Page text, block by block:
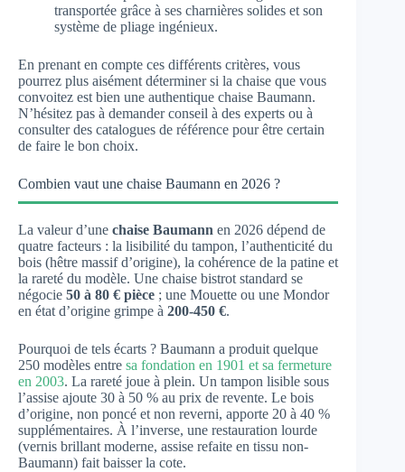
transportée grâce à ses charnières solides et son
système de pliage ingénieux.
En prenant en compte ces différents critères, vous
pourrez plus aisément déterminer si la chaise que vous
convoitez est bien une authentique chaise Baumann.
N’hésitez pas à demander conseil à des experts ou à
consulter des catalogues de référence pour être certain
de faire le bon choix.
Combien vaut une chaise Baumann en 2026 ?
La valeur d’une chaise Baumann en 2026 dépend de
quatre facteurs : la lisibilité du tampon, l’authenticité du
bois (hêtre massif d’origine), la cohérence de la patine et
la rareté du modèle. Une chaise bistrot standard se
négocie 50 à 80 € pièce ; une Mouette ou une Mondor
en état d’origine grimpe à 200-450 €.
Pourquoi de tels écarts ? Baumann a produit quelque
250 modèles entre sa fondation en 1901 et sa fermeture
en 2003. La rareté joue à plein. Un tampon lisible sous
l’assise ajoute 30 à 50 % au prix de revente. Le bois
d’origine, non poncé et non reverni, apporte 20 à 40 %
supplémentaires. À l’inverse, une restauration lourde
(vernis brillant moderne, assise refaite en tissu non-
Baumann) fait baisser la cote.